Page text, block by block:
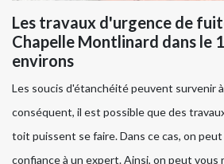
Les travaux d'urgence de
Chapelle Montlinard dans le
environs
Les soucis d'étanchéité peuvent survenir
conséquent, il est possible que des
toit puissent se faire. Dans ce cas, on
confiance à un expert. Ainsi, on peut vous